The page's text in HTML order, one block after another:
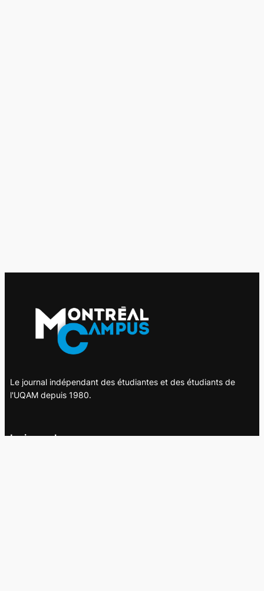
Le journal indépendant des étudiantes et des étudiants de
l'UQAM depuis 1980.
Le journal